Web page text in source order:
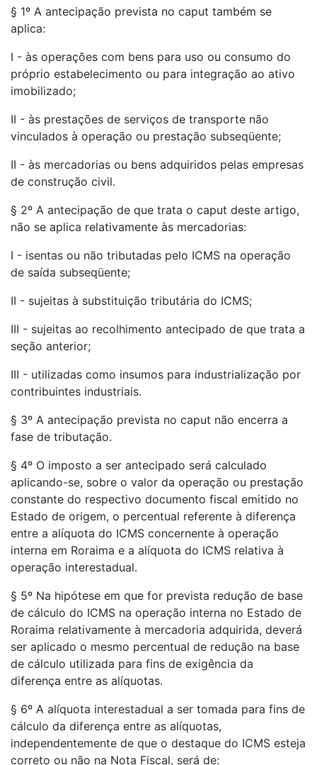
§ 1º A antecipação prevista no caput também se
aplica:
I - às operações com bens para uso ou consumo do
próprio estabelecimento ou para integração ao ativo
imobilizado;
II - às prestações de serviços de transporte não
vinculados à operação ou prestação subseqüente;
II - às mercadorias ou bens adquiridos pelas empresas
de construção civil.
§ 2º A antecipação de que trata o caput deste artigo,
não se aplica relativamente às mercadorias:
I - isentas ou não tributadas pelo ICMS na operação
de saída subseqüente;
II - sujeitas à substituição tributária do ICMS;
III - sujeitas ao recolhimento antecipado de que trata a
seção anterior;
III - utilizadas como insumos para industrialização por
contribuintes industriais.
§ 3º A antecipação prevista no caput não encerra a
fase de tributação.
§ 4º O imposto a ser antecipado será calculado
aplicando-se, sobre o valor da operação ou prestação
constante do respectivo documento fiscal emitido no
Estado de origem, o percentual referente à diferença
entre a alíquota do ICMS concernente à operação
interna em Roraima e a alíquota do ICMS relativa à
operação interestadual.
§ 5º Na hipótese em que for prevista redução de base
de cálculo do ICMS na operação interna no Estado de
Roraima relativamente à mercadoria adquirida, deverá
ser aplicado o mesmo percentual de redução na base
de cálculo utilizada para fins de exigência da
diferença entre as alíquotas.
§ 6º A alíquota interestadual a ser tomada para fins de
cálculo da diferença entre as alíquotas,
independentemente de que o destaque do ICMS esteja
correto ou não na Nota Fiscal, será de: